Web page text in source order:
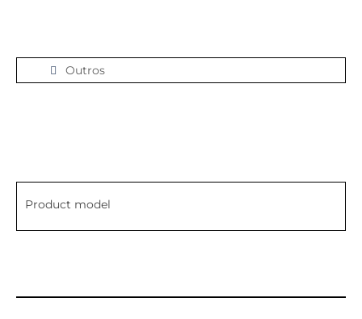
Outros
Product model